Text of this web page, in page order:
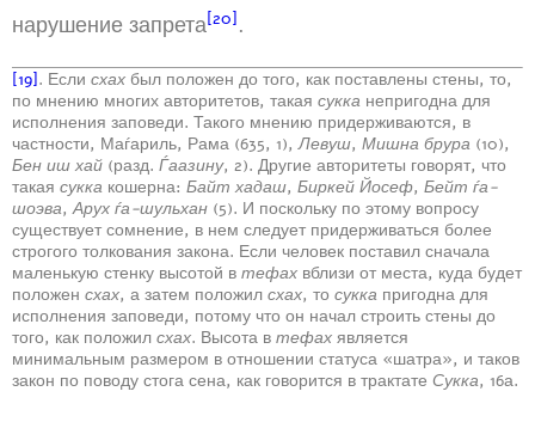
нарушение запрета[20] .
[19]. Если схах был положен до того, как поставлены стены, то,
по мнению многих авторитетов, такая сукка непригодна для
исполнения заповеди. Такого мнению придерживаются, в
частности, Маѓариль, Рама (635, 1),Левуш, Мишна брура (10),
Бен иш хай (разд. Ѓаазину, 2). Другие авторитеты говорят, что
такая сукка кошерна: Байт хадаш, Биркей Йосеф, Бейт ѓа-
шоэва,Арух ѓа-шульхан (5). И поскольку по этому вопросу
существует сомнение, в нем следует придерживаться более
строгого толкования закона. Если человек поставил сначала
маленькую стенку высотой в тефах вблизи от места, куда будет
положен схах, а затем положил схах, то сукка пригодна для
исполнения заповеди, потому что он начал строить стены до
того, как положил схах. Высота в тефах является
минимальным размером в отношении статуса «шатра», и таков
закон по поводу стога сена, как говорится в трактате Сукка, 16а.